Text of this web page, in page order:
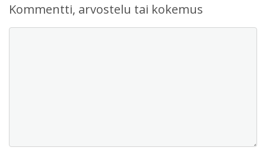
Kommentti, arvostelu tai kokemus